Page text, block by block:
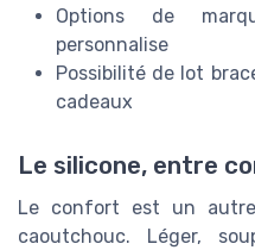
Options de
personnalise
Possibilité de lot
cadeaux
Le silicone, entre
Le confort est un
caoutchouc. Léger,